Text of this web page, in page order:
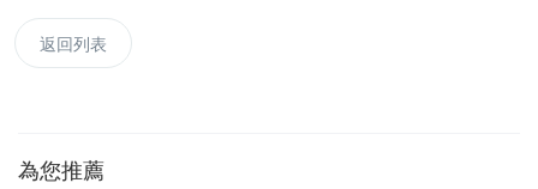
返回列表
為您推薦